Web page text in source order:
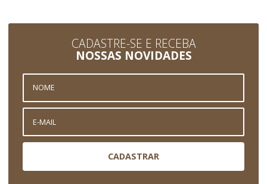
CADASTRE-SE E RECEBA
NOSSAS NOVIDADES
CADASTRAR